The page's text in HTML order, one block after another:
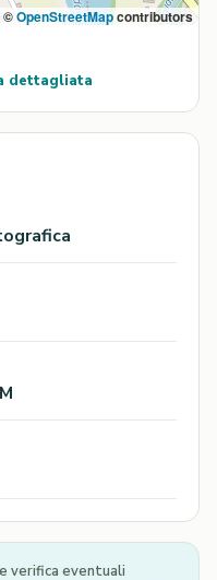
©OpenStreetMapcontributors
dettagliata
verifica eventuali